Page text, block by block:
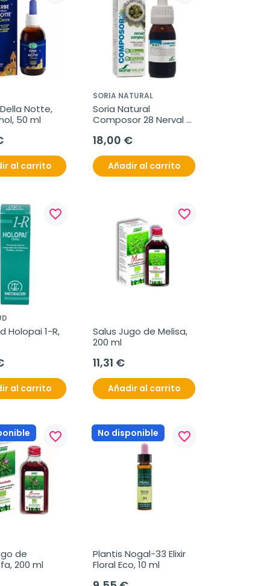
Della Notte,
50 ml
al carrito
SORIA NATURAL
Soria Natural
Composor 28 Nerval
18,00 €
Añadir al carrito
favorite_border
Holopai 1-R,
al carrito
favorite_border
Salus Jugo de Melisa,
200 ml
11,31 €
Añadir al carrito
favorite_border
de
200 ml
No disponible favorite_border
Plantis Nogal-33 Elixir
Floral Eco, 10 ml